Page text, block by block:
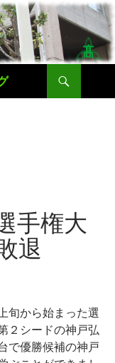
手権大
退
旬から始まった選
２シードの神戸弘
で優勝候補の神戸